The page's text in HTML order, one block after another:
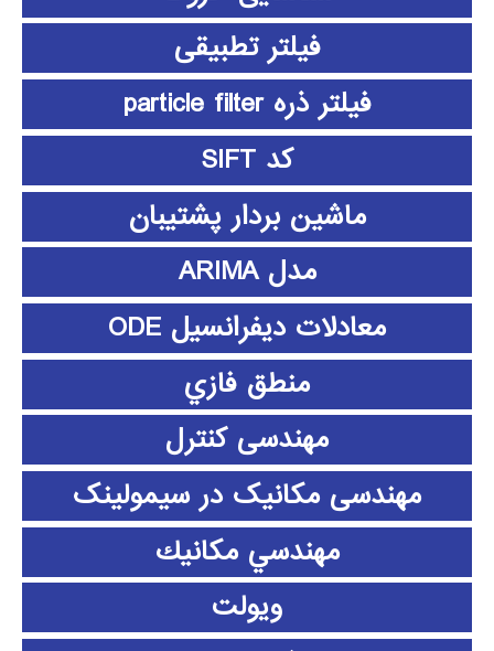
فیلتر تطبیقی
فیلتر ذره particle filter
کد SIFT
ماشین بردار پشتیبان
مدل ARIMA
معادلات دیفرانسیل ODE
منطق فازي
مهندسی کنترل
مهندسی مکانیک در سیمولینک
مهندسي مكانيك
ویولت